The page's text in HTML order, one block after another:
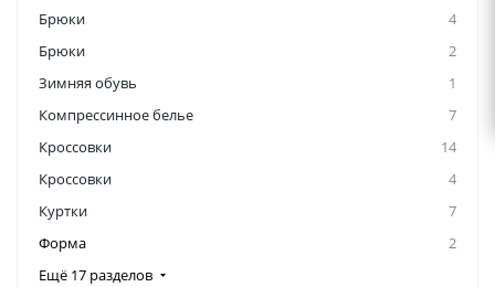
Брюки
4
Брюки
2
Зимняя обувь
1
Компрессинное белье
7
Кроссовки
14
Кроссовки
4
Куртки
7
Форма
2
Ещё 17 разделов